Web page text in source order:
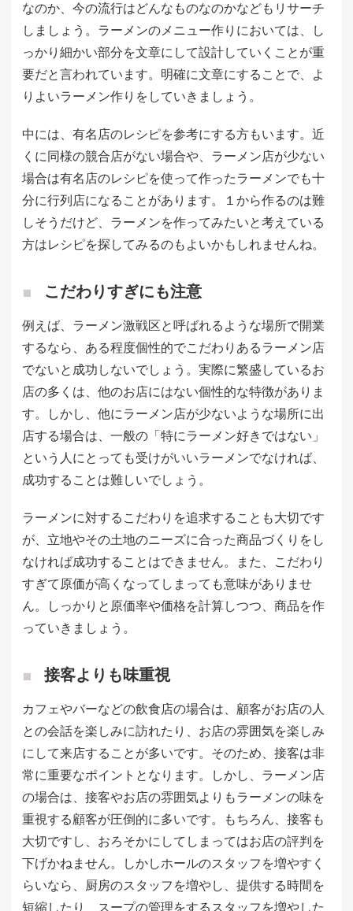
なのか、今の流行はどんなものなのかなどもリサーチ
しましょう。ラーメンのメニュー作りにおいては、し
っかり細かい部分を文章にして設計していくことが重
要だと言われています。明確に文章にすることで、よ
りよいラーメン作りをしていきましょう。
中には、有名店のレシピを参考にする方もいます。近
くに同様の競合店がない場合や、ラーメン店が少ない
場合は有名店のレシピを使って作ったラーメンでも十
分に行列店になることがあります。１から作るのは難
しそうだけど、ラーメンを作ってみたいと考えている
方はレシピを探してみるのもよいかもしれませんね。
こだわりすぎにも注意
例えば、ラーメン激戦区と呼ばれるような場所で開業
するなら、ある程度個性的でこだわりあるラーメン店
でないと成功しないでしょう。実際に繁盛しているお
店の多くは、他のお店にはない個性的な特徴がありま
す。しかし、他にラーメン店が少ないような場所に出
店する場合は、一般の「特にラーメン好きではない」
という人にとっても受けがいいラーメンでなければ、
成功することは難しいでしょう。
ラーメンに対するこだわりを追求することも大切です
が、立地やその土地のニーズに合った商品づくりをし
なければ成功することはできません。また、こだわり
すぎて原価が高くなってしまっても意味がありませ
ん。しっかりと原価率や価格を計算しつつ、商品を作
っていきましょう。
接客よりも味重視
カフェやバーなどの飲食店の場合は、顧客がお店の人
との会話を楽しみに訪れたり、お店の雰囲気を楽しみ
にして来店することが多いです。そのため、接客は非
常に重要なポイントとなります。しかし、ラーメン店
の場合は、接客やお店の雰囲気よりもラーメンの味を
重視する顧客が圧倒的に多いです。もちろん、接客も
大切ですし、おろそかにしてしまってはお店の評判を
下げかねません。しかしホールのスタッフを増やすく
らいなら、厨房のスタッフを増やし、提供する時間を
短縮したり、スープの管理をするスタッフを増やした